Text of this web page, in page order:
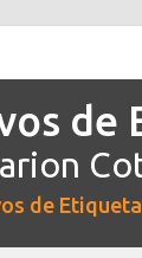
de
de